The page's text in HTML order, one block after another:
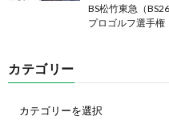
BS松竹東急（
プロゴルフ選手
カテゴリー